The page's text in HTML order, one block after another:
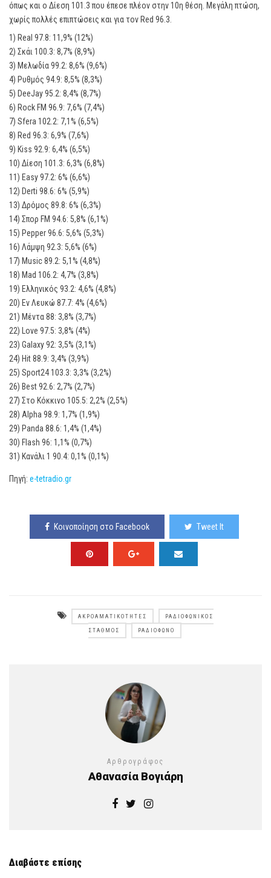
όπως και ο Δίεση 101.3 που έπεσε πλέον στην 10η θέση. Μεγάλη πτώση,
χωρίς πολλές επιπτώσεις και για τον Red 96.3.
1) Real 97.8: 11,9% (12%)
2) Σκάι 100.3: 8,7% (8,9%)
3) Μελωδία 99.2: 8,6% (9,6%)
4) Ρυθμός 94.9: 8,5% (8,3%)
5) DeeJay 95.2: 8,4% (8,7%)
6) Rock FM 96.9: 7,6% (7,4%)
7) Sfera 102.2: 7,1% (6,5%)
8) Red 96.3: 6,9% (7,6%)
9) Kiss 92.9: 6,4% (6,5%)
10) Δίεση 101.3: 6,3% (6,8%)
11) Easy 97.2: 6% (6,6%)
12) Derti 98.6: 6% (5,9%)
13) Δρόμος 89.8: 6% (6,3%)
14) Σπορ FM 94.6: 5,8% (6,1%)
15) Pepper 96.6: 5,6% (5,3%)
16) Λάμψη 92.3: 5,6% (6%)
17) Music 89.2: 5,1% (4,8%)
18) Mad 106.2: 4,7% (3,8%)
19) Ελληνικός 93.2: 4,6% (4,8%)
20) Εν Λευκώ 87.7: 4% (4,6%)
21) Μέντα 88: 3,8% (3,7%)
22) Love 97.5: 3,8% (4%)
23) Galaxy 92: 3,5% (3,1%)
24) Hit 88.9: 3,4% (3,9%)
25) Sport24 103.3: 3,3% (3,2%)
26) Best 92.6: 2,7% (2,7%)
27) Στο Κόκκινο 105.5: 2,2% (2,5%)
28) Alpha 98.9: 1,7% (1,9%)
29) Panda 88.6: 1,4% (1,4%)
30) Flash 96: 1,1% (0,7%)
31) Κανάλι 1 90.4: 0,1% (0,1%)
Πηγή: e-tetradio.gr
Κοινοποίηση στο Facebook Tweet It
ΑΚΡΟΑΜΑΤΙΚΌΤΗΤΕΣ ΡΑΔΙΟΦΩΝΙΚΌΣ
ΣΤΑΘΜΌΣ ΡΑΔΙΌΦΩΝΟ
Αρθρογράφος
Αθανασία Βογιάρη
Διαβάστε επίσης